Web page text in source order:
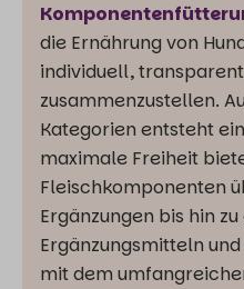
die Ernährung von
individuell,
zusammenzustellen.
Kategorien entsteht
maximale Freiheit
Fleischkomponenten
Ergänzungen bis hin
Ergänzungsmitteln
mit dem